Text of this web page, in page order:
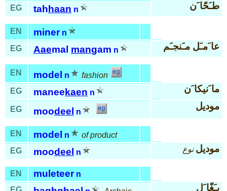
EG
tahhaan n طـَحّا َن
EN miner n
EG
Aaemal mangam n عا َمـَل مـَنجـَم
EN model n
fashion
EG
manee kaen n ما َنيكا َن
EG moodeel n
موديل
EN model n
of product
EG
moodeel n موديل نوع
EN muleteer n
بـَغّا َل